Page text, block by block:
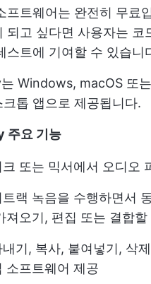
프트웨어는 완전히 무료
되고 싶다면 사용자는 코
스트에 기여할 수 있습니
Windows, macOS 또
톱 앱으로 제공됩니다.
주요 기능
크 또는 믹서에서 오디오
트랙 녹음을 수행하면서
져오기, 편집 또는 결합
내기, 복사, 붙여넣기, 삭
소프트웨어 제공